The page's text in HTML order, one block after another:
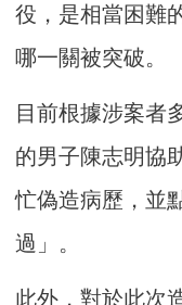
役，是相當困難
哪一關被突破。
目前根據涉案者
的男子陳志明協
忙偽造病歷，並
過」。
此外，對於此次